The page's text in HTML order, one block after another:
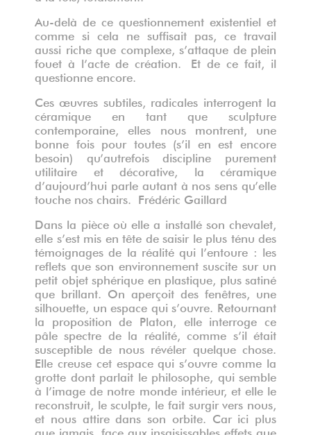
Au-delà de ce questionnement existentiel et
comme si cela ne suffisait pas, ce travail
aussi riche que complexe, s’attaque de plein
fouet à l’acte de création. Et de ce fait, il
questionne encore.
Ces œuvres subtiles, radicales interrogent la
céramique en tant que sculpture
contemporaine, elles nous montrent, une
bonne fois pour toutes (s’il en est encore
besoin) qu’autrefois discipline purement
utilitaire et décorative, la céramique
d’aujourd’hui parle autant à nos sens qu’elle
touche nos chairs. Frédéric Gaillard
Dans la pièce où elle a installé son chevalet,
elle s’est mis en tête de saisir le plus ténu des
témoignages de la réalité qui l’entoure : les
reflets que son environnement suscite sur un
petit objet sphérique en plastique, plus satiné
que brillant. On aperçoit des fenêtres, une
silhouette, un espace qui s’ouvre. Retournant
la proposition de Platon, elle interroge ce
pâle spectre de la réalité, comme s’il était
susceptible de nous révéler quelque chose.
Elle creuse cet espace qui s’ouvre comme la
grotte dont parlait le philosophe, qui semble
à l’image de notre monde intérieur, et elle le
reconstruit, le sculpte, le fait surgir vers nous,
et nous attire dans son orbite. Car ici plus
que jamais, face aux insaisissables effets que